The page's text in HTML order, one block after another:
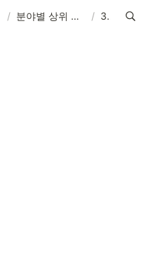
/ 분야별 상위 5위 키워드는? / 3위